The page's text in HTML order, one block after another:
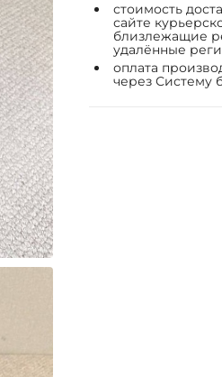
стоимость
сайте
близлежащие
удалённые
оплата
через Систему